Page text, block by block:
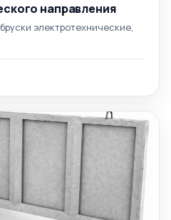
направления
электротехнические,